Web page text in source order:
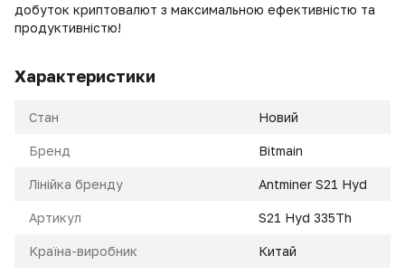
добуток криптовалют з максимальною ефективністю та
продуктивністю!
Характеристики
Стан Новий
Бренд Bitmain
Лінійка бренду Antminer S21 Hyd
Артикул S21 Hyd 335Th
Країна-виробник Китай